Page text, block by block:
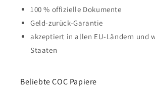
100 % offizielle Dokumente
Geld-zurück-Garantie
akzeptiert in allen EU-Ländern und
Staaten
Beliebte COC Papiere